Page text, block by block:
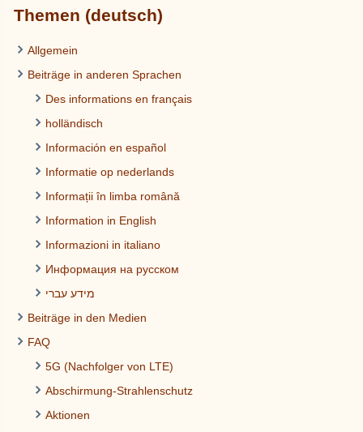
Themen (deutsch)
Allgemein
Beiträge in anderen Sprachen
Des informations en français
holländisch
Información en español
Informatie op nederlands
Informații în limba română
Information in English
Informazioni in italiano
Информация на русском
מידע עברי
Beiträge in den Medien
FAQ
5G (Nachfolger von LTE)
Abschirmung-Strahlenschutz
Aktionen